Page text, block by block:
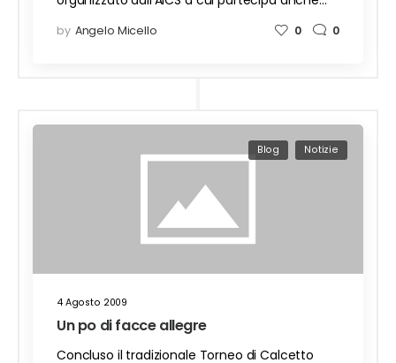
by Angelo Micello 0 0
4 Agosto 2009
Blog Notizie
Un po di facce allegre
Concluso il tradizionale Torneo di Calcetto